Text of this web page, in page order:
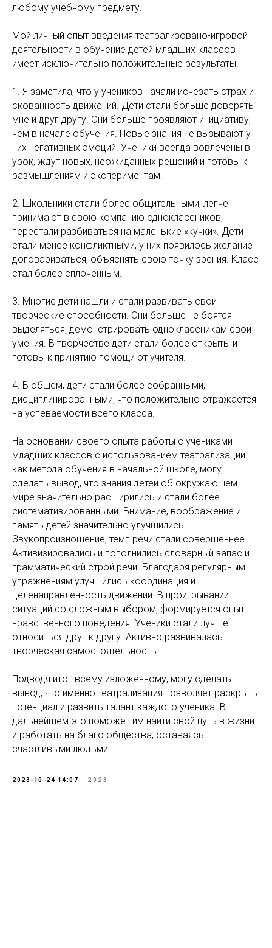
любому учебному предмету.
Мой личный опыт введения театрализовано-игровой
деятельности в обучение детей младших классов
имеет исключительно положительные результаты.
1. Я заметила, что у учеников начали исчезать страх и
скованность движений. Дети стали больше доверять
мне и друг другу. Они больше проявляют инициативу,
чем в начале обучения. Новые знания не вызывают у
них негативных эмоций. Ученики всегда вовлечены в
урок, ждут новых, неожиданных решений и готовы к
размышлениям и экспериментам.
2. Школьники стали более общительными, легче
принимают в свою компанию одноклассников,
перестали разбиваться на маленькие «кучки». Дети
стали менее конфликтными, у них появилось желание
договариваться, объяснять свою точку зрения. Класс
стал более сплоченным.
3. Многие дети нашли и стали развивать свои
творческие способности. Они больше не боятся
выделяться, демонстрировать одноклассникам свои
умения. В творчестве дети стали более открыты и
готовы к принятию помощи от учителя.
4. В общем, дети стали более собранными,
дисциплинированными, что положительно отражается
на успеваемости всего класса.
На основании своего опыта работы с учениками
младших классов с использованием театрализации
как метода обучения в начальной школе, могу
сделать вывод, что знания детей об окружающем
мире значительно расширились и стали более
систематизированными. Внимание, воображение и
память детей значительно улучшились.
Звукопроизношение, темп речи стали совершеннее.
Активизировались и пополнились словарный запас и
грамматический строй речи. Благодаря регулярным
упражнениям улучшились координация и
целенаправленность движений. В проигрывании
ситуаций со сложным выбором, формируется опыт
нравственного поведения. Ученики стали лучше
относиться друг к другу. Активно развивалась
творческая самостоятельность.
Подводя итог всему изложенному, могу сделать
вывод, что именно театрализация позволяет раскрыть
потенциал и развить талант каждого ученика. В
дальнейшем это поможет им найти свой путь в жизни
и работать на благо общества, оставаясь
счастливыми людьми.
2023-10-24 14:07 2023